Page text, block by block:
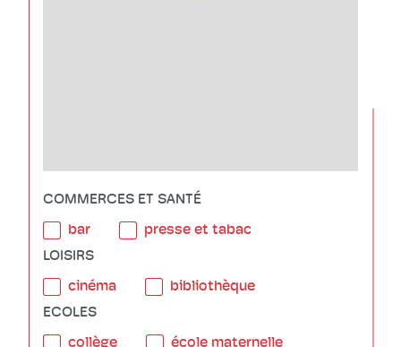
COMMERCES ET SANTÉ
bar
presse et tabac
LOISIRS
cinéma
bibliothèque
ECOLES
collège
école maternelle